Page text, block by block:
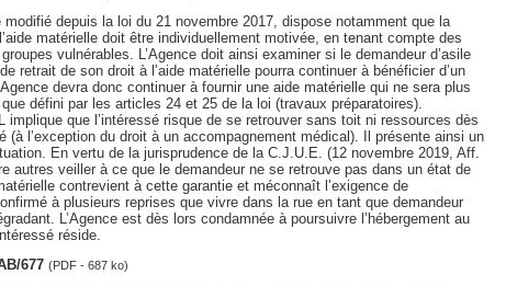
depuis la loi du 21 novembre 2017, dispose notamment que la
matérielle doit être individuellement motivée, en tenant compte des
vulnérables. L’Agence doit ainsi examiner si le demandeur d’asile
retrait de son droit à l’aide matérielle pourra continuer à bénéficier d’un
devra donc continuer à fournir une aide matérielle qui ne sera plus
défini par les articles 24 et 25 de la loi (travaux préparatoires).
implique que l’intéressé risque de se retrouver sans toit ni ressources dès
(à l’exception du droit à un accompagnement médical). Il présente ainsi un
En vertu de la jurisprudence de la C.J.U.E. (12 novembre 2019, Aff.
autres veiller à ce que le demandeur ne se retrouve pas dans un état de
contrevient à cette garantie et méconnaît l’exigence de
à plusieurs reprises que vivre dans la rue en tant que demandeur
L’Agence est dès lors condamnée à poursuivre l’hébergement au
réside.
677 (PDF - 687 ko)